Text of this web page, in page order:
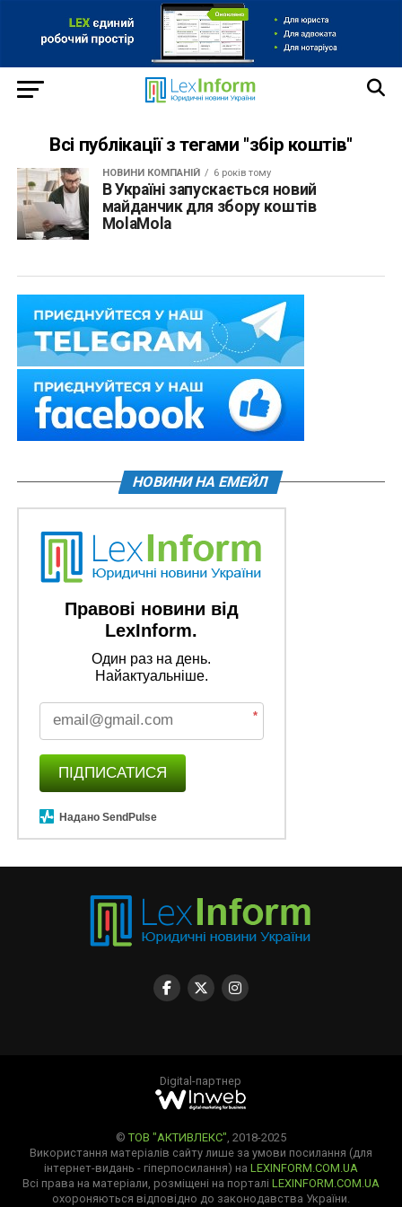
Всі публікації з тегами "збір коштів"
НОВИНИ КОМПАНІЙ 6 років тому
В Україні запускається новий
майданчик для збору коштів
MolaMola
НОВИНИ НА ЕМЕЙЛ
Правові новини від
LexInform.
Один раз на день.
Найактуальніше.
*
ПІДПИСАТИСЯ
Надано SendPulse
Digital-партнер
© ТОВ "АКТИВЛЕКС" , 2018-2025
Використання матеріалів сайту лише за умови посилання (для
інтернет-видань - гіперпосилання) на LEXINFORM.COM.UA
Всі права на матеріали, розміщені на порталі LEXINFORM.COM.UA
охороняються відповідно до законодавства України.